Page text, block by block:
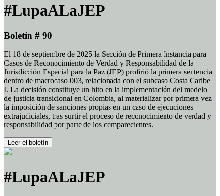
#LupaALaJEP
Boletín # 90
El 18 de septiembre de 2025 la Sección de Primera Instancia para
Casos de Reconocimiento de Verdad y Responsabilidad de la
Jurisdicción Especial para la Paz (JEP) profirió la primera sentencia
dentro de macrocaso 003, relacionada con el subcaso Costa Caribe
I. La decisión constituye un hito en la implementación del modelo
de justicia transicional en Colombia, al materializar por primera vez
la imposición de sanciones propias en un caso de ejecuciones
extrajudiciales, tras surtir el proceso de reconocimiento de verdad y
responsabilidad por parte de los comparecientes.
Leer el boletín
#LupaALaJEP